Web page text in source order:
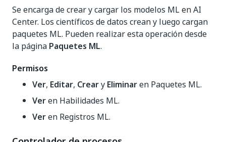
Se encarga de crear y cargar los modelos ML en AI
Center. Los científicos de datos crean y luego cargan
paquetes ML. Pueden realizar esta operación desde
la página Paquetes ML.
Permisos
Ver, Editar, Creary Eliminaren Paquetes ML.
Veren Habilidades ML.
Veren Registros ML.